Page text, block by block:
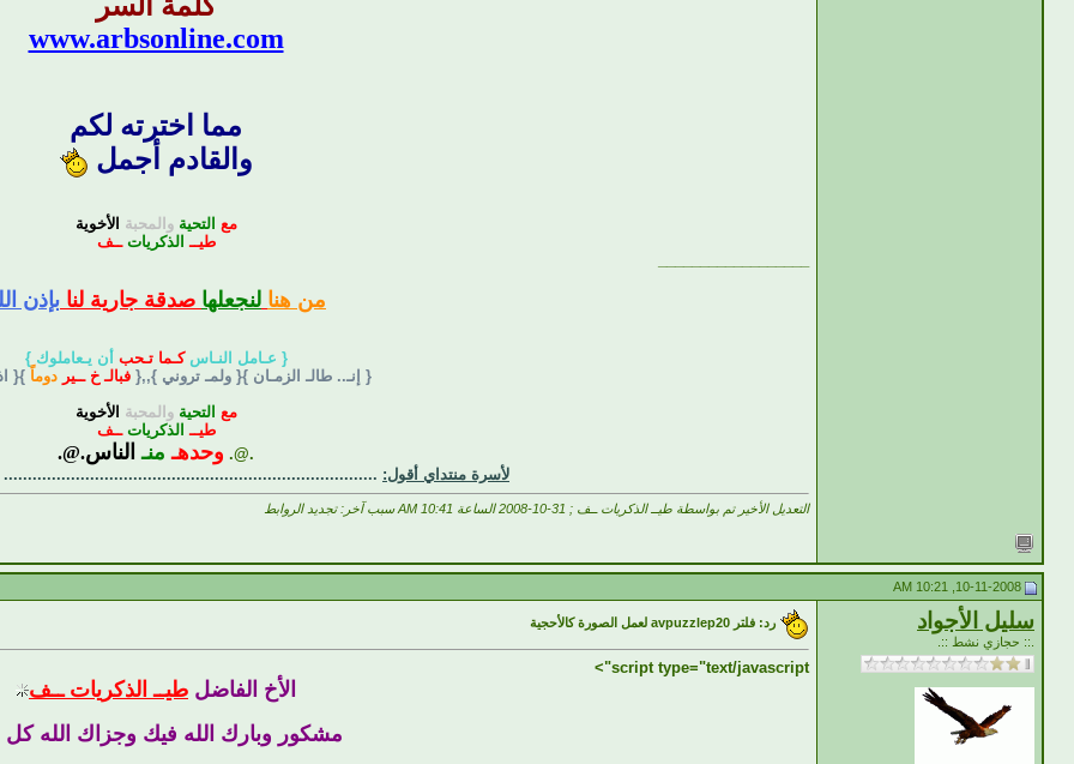
www.arbsonline.com
مما اخترته لكم
والقادم أجمل
مع التحيةوالمحبة الأخوية
طيــ الذكرياتــف
من هنا لنجعلها صدقة جارية لنا بإذن
{ عـامل النـاسكـما تـحب أن يـعاملوك }
{ إنـ.. طالـ الزمـان }{ ولمـ تروني },,{ فبالـ خ ــير دوماً }{
مع التحيةوالمحبة الأخوية
طيــ الذكرياتــف
.@. وحدهـ منـ الناس.@.
لأسرة منتداي أقول: ..............................................................................
التعديل الأخير تم بواسطة طيــ الذكريات ــف ; 31-10-2008 الساعة 10:41 AM سبب آخر: تجديد الروابط
سليل الأجواد
.:: حجازي نشط ::.
رد: فلتر avpuzzlep20 لعمل الصورة كالأحجية
script type="text/javascript">
الأخ الفاضل طيــ الذكريات ــف
مشكور وبارك الله فيك وجزاك الله كل